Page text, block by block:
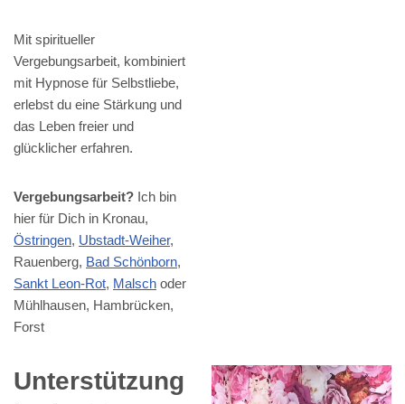
Mit spiritueller
Vergebungsarbeit, kombiniert
mit Hypnose für Selbstliebe,
erlebst du eine Stärkung und
das Leben freier und
glücklicher erfahren.
Vergebungsarbeit? Ich bin
hier für Dich in Kronau,
Östringen, Ubstadt-Weiher,
Rauenberg, Bad Schönborn,
Sankt Leon-Rot, Malsch oder
Mühlhausen, Hambrücken,
Forst
Unterstützung